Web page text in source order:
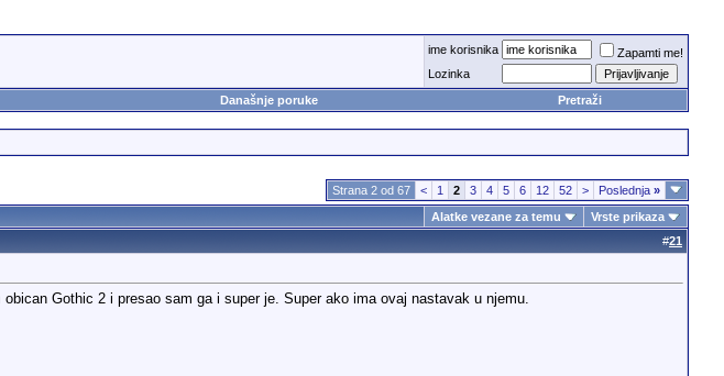
ime korisnika
Zapamti me!
Lozinka
Današnje poruke Pretraži
Strana 2 od 67 < 1 2 3 4 5 6 12 52 > Poslednja »
Alatke vezane za temu
Vrste prikaza
#21
Gothic 2 i presao sam ga i super je. Super ako ima ovaj nastavak u njemu.